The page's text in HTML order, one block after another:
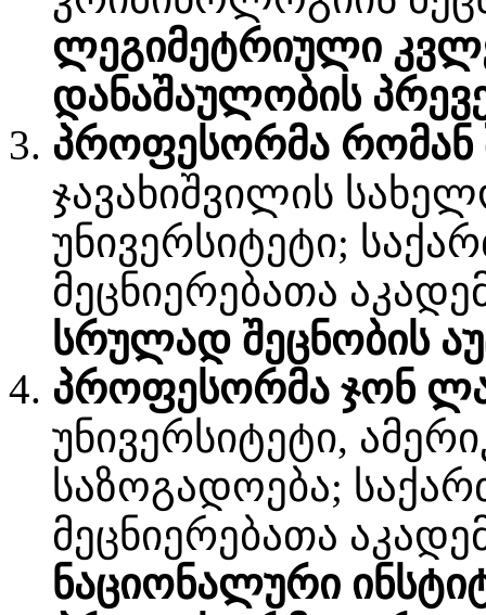
ლეგიმეტრიული
დანაშაულობის
პროფესორმა რომან
ჯავახიშვილის
უნივერსიტეტი;
მეცნიერებათა
სრულად შეცნობის
პროფესორმა ჯონ
უნივერსიტეტი,
საზოგადოება;
მეცნიერებათა
ნაციონალური